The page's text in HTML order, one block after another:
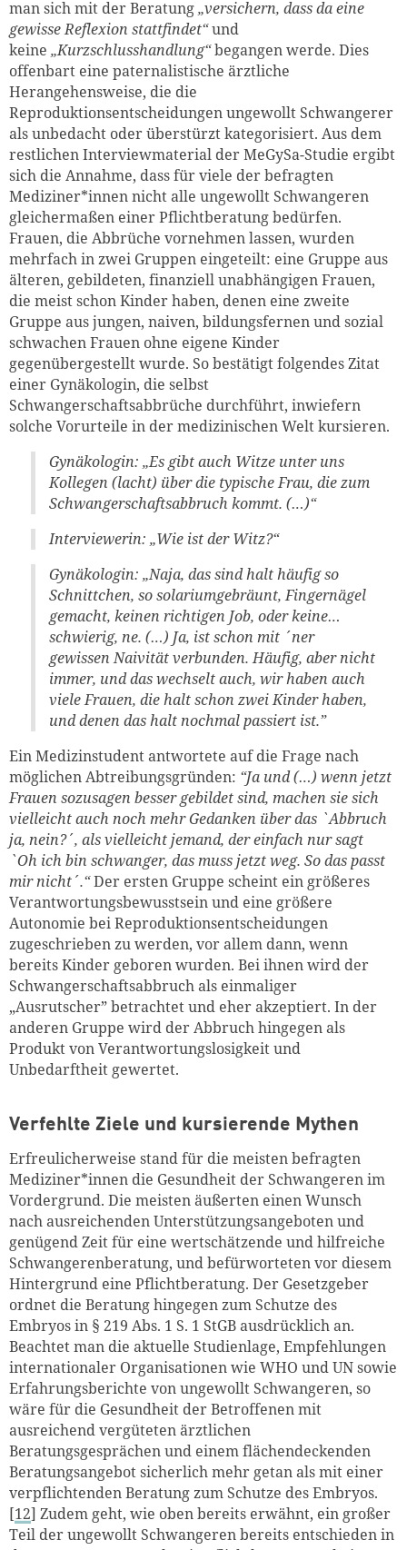
man sich mit der Beratung„versichern, dass da eine
gewisse Reflexion stattfindet“und
keine „Kurzschlusshandlung“begangen werde. Dies
offenbart eine paternalistische ärztliche
Herangehensweise, die die
Reproduktionsentscheidungen ungewollt Schwangerer
als unbedacht oder überstürzt kategorisiert. Aus dem
restlichen Interviewmaterial der MeGySa-Studie ergibt
sich die Annahme, dass für viele der befragten
Mediziner*innen nicht alle ungewollt Schwangeren
gleichermaßen einer Pflichtberatung bedürfen.
Frauen, die Abbrüche vornehmen lassen, wurden
mehrfach in zwei Gruppen eingeteilt: eine Gruppe aus
älteren, gebildeten, finanziell unabhängigen Frauen,
die meist schon Kinder haben, denen eine zweite
Gruppe aus jungen, naiven, bildungsfernen und sozial
schwachen Frauen ohne eigene Kinder
gegenübergestellt wurde. So bestätigt folgendes Zitat
einer Gynäkologin, die selbst
Schwangerschaftsabbrüche durchführt, inwiefern
solche Vorurteile in der medizinischen Welt kursieren.
Gynäkologin: „Es gibt auch Witze unter uns
Kollegen (lacht) über die typische Frau, die zum
Schwangerschaftsabbruch kommt. (…)“
Interviewerin: „Wie ist der Witz?“
Gynäkologin: „Naja, das sind halt häufig so
Schnittchen, so solariumgebräunt, Fingernägel
gemacht, keinen richtigen Job, oder keine…
schwierig, ne. (…) Ja, ist schon mit ´ner
gewissen Naivität verbunden. Häufig, aber nicht
immer, und das wechselt auch, wir haben auch
viele Frauen, die halt schon zwei Kinder haben,
und denen das halt nochmal passiert ist.”
Ein Medizinstudent antwortete auf die Frage nach
möglichen Abtreibungsgründen: “Ja und (…) wenn jetzt
Frauen sozusagen besser gebildet sind, machen sie sich
vielleicht auch noch mehr Gedanken über das `Abbruch
ja, nein?´, als vielleicht jemand, der einfach nur sagt
`Oh ich bin schwanger, das muss jetzt weg. So das passt
mir nicht´.“Der ersten Gruppe scheint ein größeres
Verantwortungsbewusstsein und eine größere
Autonomie bei Reproduktionsentscheidungen
zugeschrieben zu werden, vor allem dann, wenn
bereits Kinder geboren wurden. Bei ihnen wird der
Schwangerschaftsabbruch als einmaliger
„Ausrutscher” betrachtet und eher akzeptiert. In der
anderen Gruppe wird der Abbruch hingegen als
Produkt von Verantwortungslosigkeit und
Unbedarftheit gewertet.
Verfehlte Ziele und kursierende Mythen
Erfreulicherweise stand für die meisten befragten
Mediziner*innen die Gesundheit der Schwangeren im
Vordergrund. Die meisten äußerten einen Wunsch
nach ausreichenden Unterstützungsangeboten und
genügend Zeit für eine wertschätzende und hilfreiche
Schwangerenberatung, und befürworteten vor diesem
Hintergrund eine Pflichtberatung. Der Gesetzgeber
ordnet die Beratung hingegen zum Schutze des
Embryos in § 219 Abs. 1 S. 1 StGB ausdrücklich an.
Beachtet man die aktuelle Studienlage, Empfehlungen
internationaler Organisationen wie WHO und UN sowie
Erfahrungsberichte von ungewollt Schwangeren, so
wäre für die Gesundheit der Betroffenen mit
ausreichend vergüteten ärztlichen
Beratungsgesprächen und einem flächendeckenden
Beratungsangebot sicherlich mehr getan als mit einer
verpflichtenden Beratung zum Schutze des Embryos.
[12] Zudem geht, wie oben bereits erwähnt, ein großer
Teil der ungewollt Schwangeren bereits entschieden in